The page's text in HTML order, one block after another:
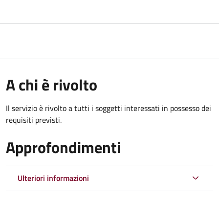
A chi è rivolto
Il servizio è rivolto a tutti i soggetti interessati in possesso dei
requisiti previsti.
Approfondimenti
Ulteriori informazioni